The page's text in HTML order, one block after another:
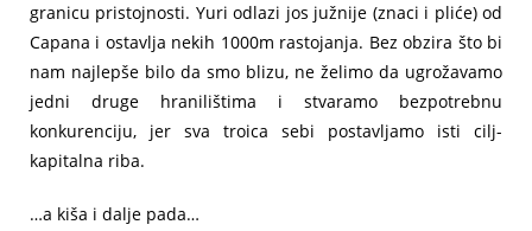
granicu pristojnosti. Yuri odlazi jos južnije (znaci i pliće) od
Capana i ostavlja nekih 1000m rastojanja. Bez obzira što bi
nam najlepše bilo da smo blizu, ne želimo da ugrožavamo
jedni druge hranilištima i stvaramo bezpotrebnu
konkurenciju, jer sva troica sebi postavljamo isti cilj-
kapitalna riba.
…a kiša i dalje pada…